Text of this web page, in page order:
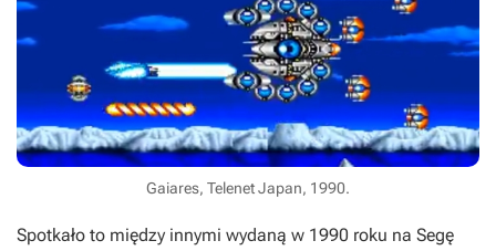
Gaiares, Telenet Japan, 1990.
Spotkało to między innymi wydaną w 1990 roku na Segę